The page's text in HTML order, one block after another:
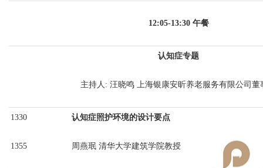
12:05-13:30 午餐
认知症专题
主持人 : 汪晓鸣 上海银康安昕养老服务有限公司董
1330
1355
认知症照护环境的设计要点
周燕珉 清华大学建筑学院教授